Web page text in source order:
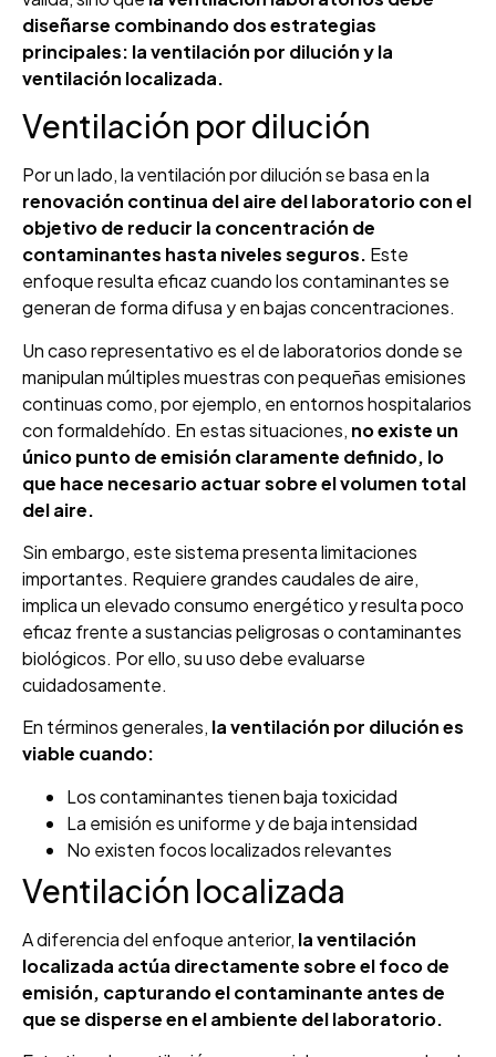
diseñarse combinando dos estrategias
principales: la ventilación por dilución y la
ventilación localizada.
Ventilación por dilución
Por un lado, la ventilación por dilución se basa en la
renovación continua del aire del laboratorio con el
objetivo de reducir la concentración de
contaminantes hasta niveles seguros. Este
enfoque resulta eficaz cuando los contaminantes se
generan de forma difusa y en bajas concentraciones.
Un caso representativo es el de laboratorios donde se
manipulan múltiples muestras con pequeñas emisiones
continuas como, por ejemplo, en entornos hospitalarios
con formaldehído. En estas situaciones, no existe un
único punto de emisión claramente definido, lo
que hace necesario actuar sobre el volumen total
del aire.
Sin embargo, este sistema presenta limitaciones
importantes. Requiere grandes caudales de aire,
implica un elevado consumo energético y resulta poco
eficaz frente a sustancias peligrosas o contaminantes
biológicos. Por ello, su uso debe evaluarse
cuidadosamente.
En términos generales, la ventilación por dilución es
viable cuando:
Los contaminantes tienen baja toxicidad
La emisión es uniforme y de baja intensidad
No existen focos localizados relevantes
Ventilación localizada
A diferencia del enfoque anterior, la ventilación
localizada actúa directamente sobre el foco de
emisión, capturando el contaminante antes de
que se disperse en el ambiente del laboratorio.